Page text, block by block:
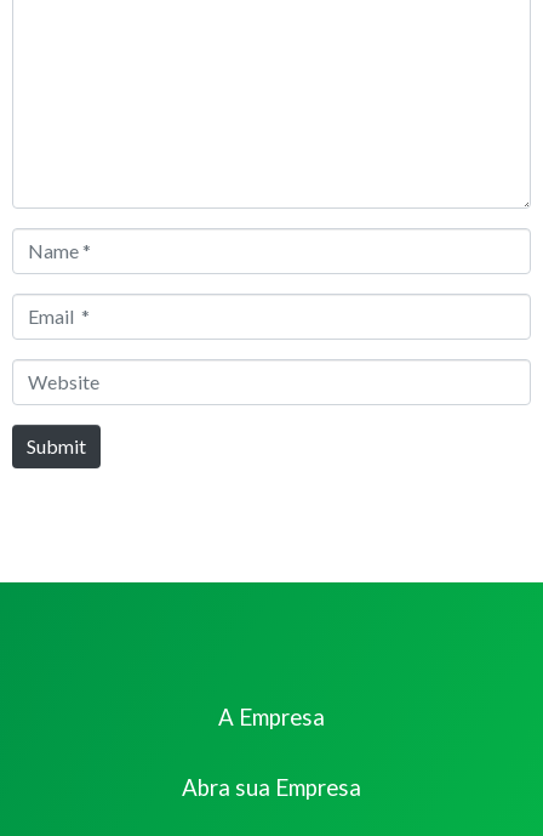
Name
Email
Website
Submit
A Empresa
Abra sua Empresa